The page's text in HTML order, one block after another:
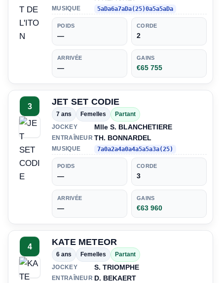
MUSIQUE 5aDa6a7aDa(25)0a5a5aDa
POIDS
—
CORDE
2
ARRIVÉE
—
GAINS
€65 755
3 JET SET CODIE
7 ans Femelles
Partant
JOCKEY
Mlle S. BLANCHETIERE
ENTRAÎNEUR TH. BONNARDEL
MUSIQUE 7a0a2a4a0a4a5a5a3a(25)
POIDS
—
CORDE
3
ARRIVÉE
—
GAINS
€63 960
4 KATE METEOR
6 ans Femelles
Partant
JOCKEY
S. TRIOMPHE
ENTRAÎNEUR D. BEKAERT